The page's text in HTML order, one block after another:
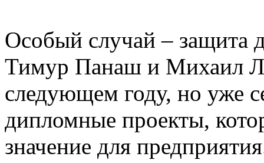
Особый случай – защита
Тимур Панаш и Михаил
следующем году, но уже
дипломные проекты,
значение для